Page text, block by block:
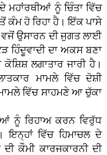
ਨੂੰ ਚਿੰਤਾ ਵਿੱਚ
ਹੋ ਰਿਹਾ ਹੈ। ਇੱਕ ਪਾਸੇ
ਉਸਾਰਨ ਦੀ ਜੁਗਤ ਲਾਈ
ਦਾ ਅਕਸ ਬਣਾ
ਲਗਾਤਾਰ ਜਾਰੀ ਹੈ।
ਮਾਮਲੇ ਵਿੱਚ ਦੋਸ਼ੀ
ਵਿੱਚ ਸਾਹਮਣੇ ਆ ਚੁੱਕਾ
ਨੂੰ ਰਿਹਾਅ ਕਰਨ ਵਿਰੁੱਧ
ਇਨ੍ਹਾਂ ਵਿੱਚ ਹਿਮਾਚਲ ਦੇ
ਕੌਮੀ ਕਾਰਜਕਾਰਨੀ ਦੀ